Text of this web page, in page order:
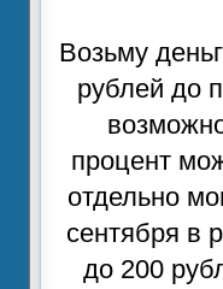
Возьму
рублей до
процент
отдельно
сентября в
до 200